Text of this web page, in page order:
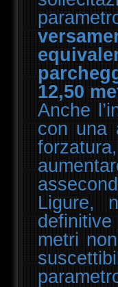
12,50
Anche
con una
Ligure,
metri